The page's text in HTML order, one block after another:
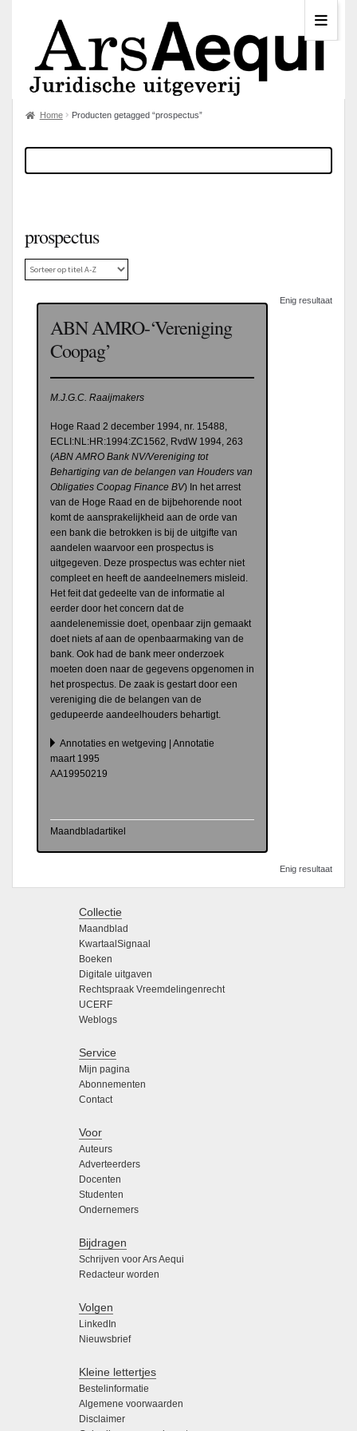
Home Producten getagged “prospectus”
prospectus
Enig resultaat
ABN AMRO-‘Vereniging
Coopag’
M.J.G.C. Raaijmakers
Hoge Raad 2 december 1994, nr. 15488,
ECLI:NL:HR:1994:ZC1562, RvdW 1994, 263
(ABN AMRO Bank NV/Vereniging tot
Behartiging van de belangen van Houders van
Obligaties Coopag Finance BV) In het arrest
van de Hoge Raad en de bijbehorende noot
komt de aansprakelijkheid aan de orde van
een bank die betrokken is bij de uitgifte van
aandelen waarvoor een prospectus is
uitgegeven. Deze prospectus was echter niet
compleet en heeft de aandeelnemers misleid.
Het feit dat gedeelte van de informatie al
eerder door het concern dat de
aandelenemissie doet, openbaar zijn gemaakt
doet niets af aan de openbaarmaking van de
bank. Ook had de bank meer onderzoek
moeten doen naar de gegevens opgenomen in
het prospectus. De zaak is gestart door een
vereniging die de belangen van de
gedupeerde aandeelhouders behartigt.
Annotaties en wetgeving | Annotatie
maart 1995
AA19950219
Maandbladartikel
Enig resultaat
Collectie
Maandblad
KwartaalSignaal
Boeken
Digitale uitgaven
Rechtspraak Vreemdelingenrecht
UCERF
Weblogs
Service
Mijn pagina
Abonnementen
Contact
Voor
Auteurs
Adverteerders
Docenten
Studenten
Ondernemers
Bijdragen
Schrijven voor Ars Aequi
Redacteur worden
Volgen
LinkedIn
Nieuwsbrief
Kleine lettertjes
Bestelinformatie
Algemene voorwaarden
Disclaimer